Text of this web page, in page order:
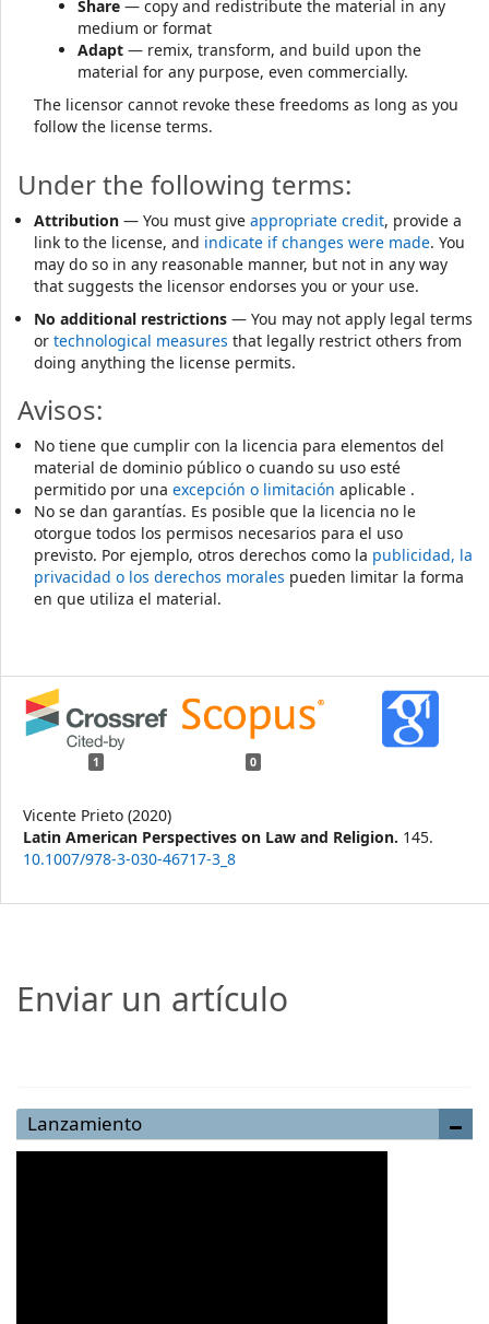
Share — copy and redistribute the material in any
medium or format
Adapt — remix, transform, and build upon the
material for any purpose, even commercially.
The licensor cannot revoke these freedoms as long as you
follow the license terms.
Under the following terms:
Attribution — You must give appropriate credit, provide a
link to the license, and indicate if changes were made. You
may do so in any reasonable manner, but not in any way
that suggests the licensor endorses you or your use.
No additional restrictions — You may not apply legal terms
or technological measures that legally restrict others from
doing anything the license permits.
Avisos:
No tiene que cumplir con la licencia para elementos del
material de dominio público o cuando su uso esté
permitido por una excepción o limitación aplicable .
No se dan garantías. Es posible que la licencia no le
otorgue todos los permisos necesarios para el uso
previsto. Por ejemplo, otros derechos como la publicidad, la
privacidad o los derechos morales pueden limitar la forma
en que utiliza el material.
1 0
Vicente Prieto (2020)
Latin American Perspectives on Law and Religion. 145.
10.1007/978-3-030-46717-3_8
Enviar un artículo
Lanzamiento